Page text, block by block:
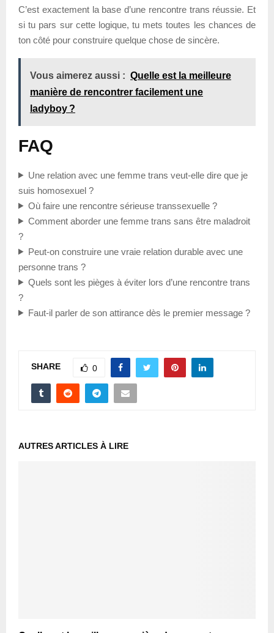
C’est exactement la base d’une rencontre trans réussie. Et
si tu pars sur cette logique, tu mets toutes les chances de
ton côté pour construire quelque chose de sincère.
Vous aimerez aussi : Quelle est la meilleure
manière de rencontrer facilement une
ladyboy ?
FAQ
Une relation avec une femme trans veut-elle dire que je
suis homosexuel ?
Où faire une rencontre sérieuse transsexuelle ?
Comment aborder une femme trans sans être maladroit
?
Peut-on construire une vraie relation durable avec une
personne trans ?
Quels sont les pièges à éviter lors d’une rencontre trans
?
Faut-il parler de son attirance dès le premier message ?
SHARE 0
AUTRES ARTICLES À LIRE